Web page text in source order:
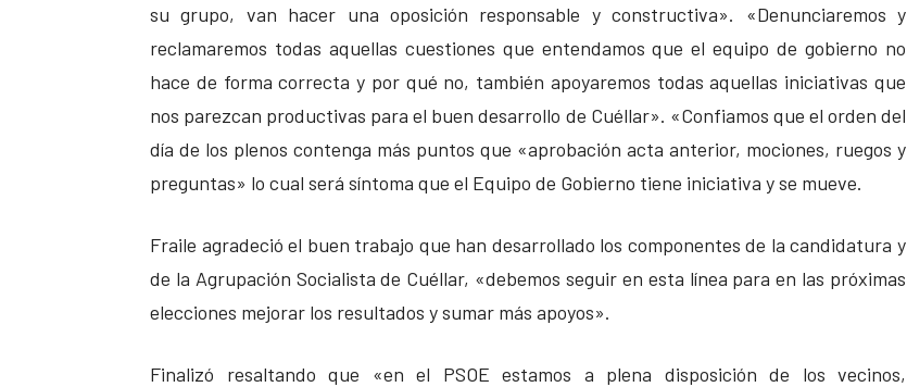
su grupo, van hacer una oposición responsable y constructiva». «Denunciaremos y
reclamaremos todas aquellas cuestiones que entendamos que el equipo de gobierno no
hace de forma correcta y por qué no, también apoyaremos todas aquellas iniciativas que
nos parezcan productivas para el buen desarrollo de Cuéllar». «Confiamos que el orden del
día de los plenos contenga más puntos que «aprobación acta anterior, mociones, ruegos y
preguntas» lo cual será síntoma que el Equipo de Gobierno tiene iniciativa y se mueve.
Fraile agradeció el buen trabajo que han desarrollado los componentes de la candidatura y
de la Agrupación Socialista de Cuéllar, «debemos seguir en esta línea para en las próximas
elecciones mejorar los resultados y sumar más apoyos».
Finalizó resaltando que «en el PSOE estamos a plena disposición de los vecinos,